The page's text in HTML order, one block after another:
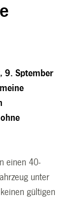
9. Sptember
einen 40-
unter
gültigen